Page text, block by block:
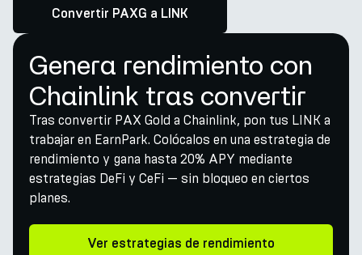
Convertir PAXG a LINK
Genera rendimiento con
Chainlink tras convertir
Tras convertir PAX Gold a Chainlink, pon tus LINK a
trabajar en EarnPark. Colócalos en una estrategia de
rendimiento y gana hasta 20% APY mediante
estrategias DeFi y CeFi — sin bloqueo en ciertos
planes.
Ver estrategias de rendimiento